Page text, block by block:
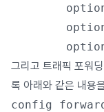
그리고 트래픽 포워
록 아래와 같은 내용
config